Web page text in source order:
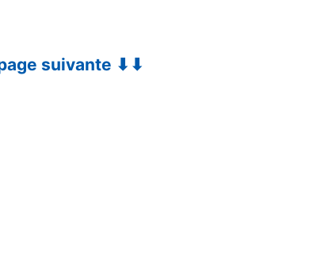
suivante ⬇⬇